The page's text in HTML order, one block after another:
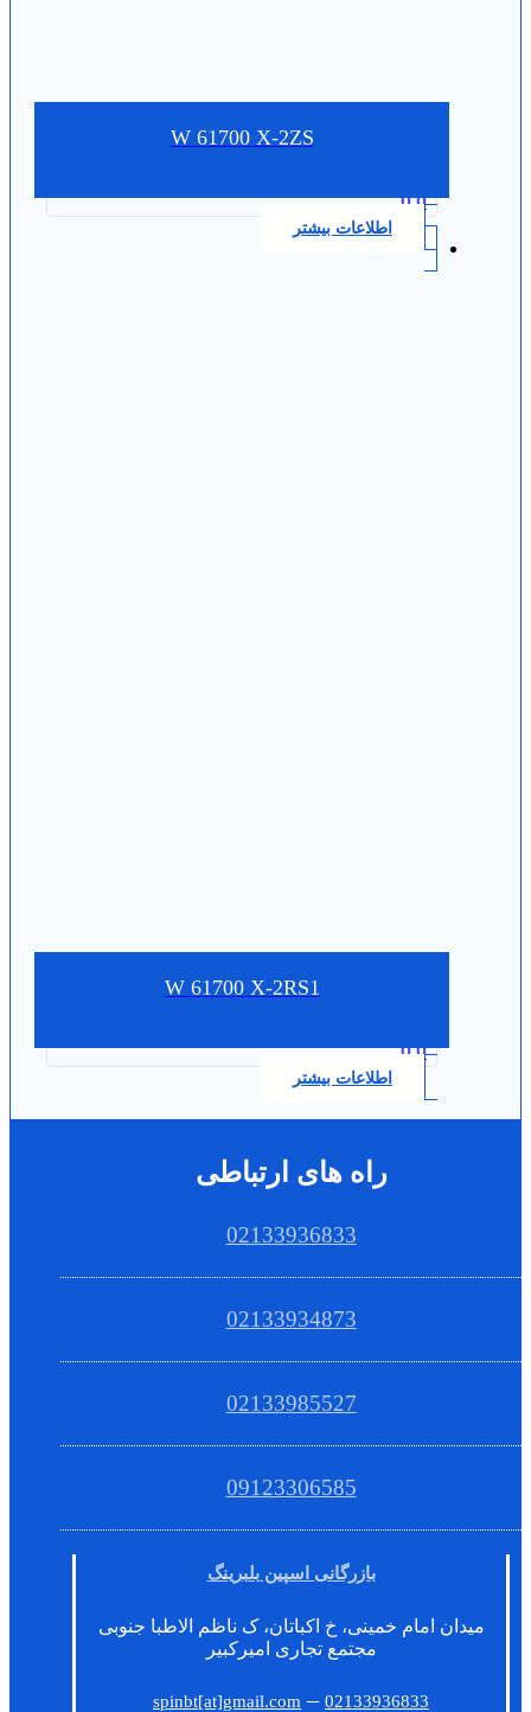
W 61700 X-2ZS
0.0
اطلاعات بیشتر
W 61700 X-2RS1
0.0
اطلاعات بیشتر
راه های ارتباطی
02133936833
02133934873
02133985527
09123306585
بازرگانی اسپین بلبرینگ
میدان امام خمینی، خ اکباتان، ک ناظم الاطبا جنوبی
مجتمع تجاری امیرکبیر
spinbt[at]gmail.com –02133936833